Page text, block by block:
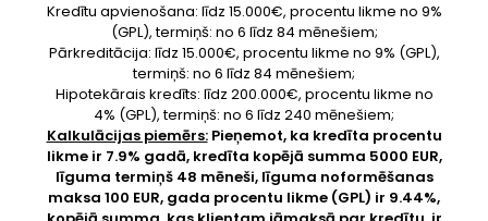
Kredītu apvienošana: līdz 15.000€, procentu likme no 9%
(GPL), termiņš: no 6 līdz 84 mēnešiem;
Pārkreditācija: līdz 15.000€, procentu likme no 9% (GPL),
termiņš: no 6 līdz 84 mēnešiem;
Hipotekārais kredīts: līdz 200.000€, procentu likme no
4% (GPL), termiņš: no 6 līdz 240 mēnešiem;
Kalkulācijas piemērs:Pieņemot, ka kredīta procentu
likme ir 7.9% gadā, kredīta kopējā summa 5000 EUR,
līguma termiņš 48 mēneši, līguma noformēšanas
maksa 100 EUR, gada procentu likme (GPL) ir 9.44%,